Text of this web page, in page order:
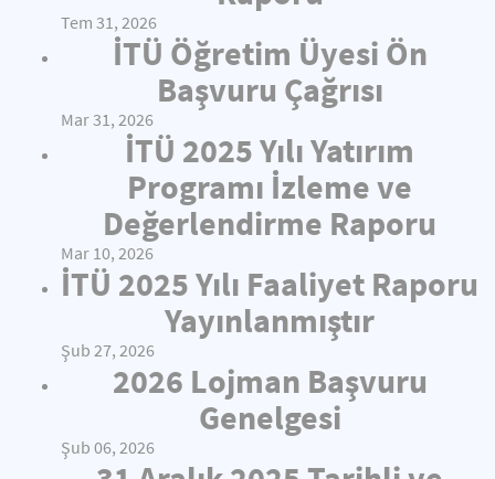
Tem 31, 2026
İTÜ Öğretim Üyesi Ön
Başvuru Çağrısı
Mar 31, 2026
İTÜ 2025 Yılı Yatırım
Programı İzleme ve
Değerlendirme Raporu
Mar 10, 2026
İTÜ 2025 Yılı Faaliyet Raporu
Yayınlanmıştır
Şub 27, 2026
2026 Lojman Başvuru
Genelgesi
Şub 06, 2026